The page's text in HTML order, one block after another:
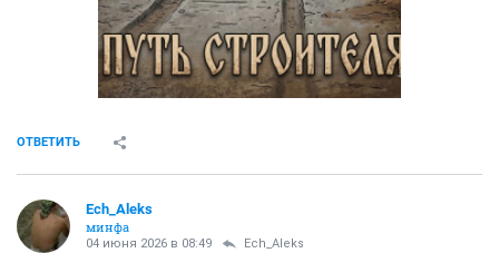
ОТВЕТИТЬ
Ech_Aleks
минфа
04 июня 2026 в 08:49 Ech_Aleks